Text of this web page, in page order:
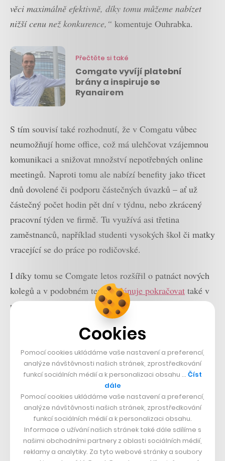
věci maximálně efektivně, díky tomu můžeme nabízet
nižší cenu než konkurence,“ komentuje Ouhrabka.
Přečtěte si také
Comgate vyvíjí platební
brány a inspiruje se
Ryanairem
S tím souvisí také rozhodnutí, že v Comgatu vůbec
neumožňují home office, což má ulehčovat vzájemnou
komunikaci a snižovat množství nepotřebných online
meetingů. Naproti tomu ale nabízí benefity jako třicet
dnů dovolené či podporu částečných úvazků – ať už
částečný počet hodin pět dní v týdnu, nebo zkrácený
pracovní týden ve firmě. Tu využívá asi třetina
zaměstnanců, například studenti vysokých škol či matky
vracející se do práce po rodičovské.
I díky tomu se Comgate letos rozšířil o patnáct nových
kolegů a v podobném tempuplánuje pokračovat také v
příštích letech. Nové posily hledá zejména v
produktovém, IT a obchodním oddělení. Potenciál pro
naplňování svých personálních potřeb v Hradci firma
vnímá na další asi dva až tři roky, ve střednědobém
horizontu se pak chce více rozšířit za hranice. Již nyní
nabízí platební brány slovenským klientům, dále chce
směřovat na západ, tedy na německy mluvící trhy.
„Je otázka, jestli budeme schopni v Hradci nabrat
německy mluvící odborníky. Ve hře je možnost jít opět
do Prahy nebo mít kancelář přímo v Německu či
Cookies
Pomocí cookies ukládáme vaše nastavení a preferencí,
analýze návštěvnosti našich stránek, zprostředkování
funkcí sociálních médií a k personalizaci obsahu … Číst
dále
Pomocí cookies ukládáme vaše nastavení a preferencí,
analýze návštěvnosti našich stránek, zprostředkování
funkcí sociálních médií a k personalizaci obsahu.
Informace o užívání našich stránek také dále sdílíme s
našimi obchodními partnery z oblasti sociálních médií,
reklamy a analytiky. Za tyto webové stránky a soubory